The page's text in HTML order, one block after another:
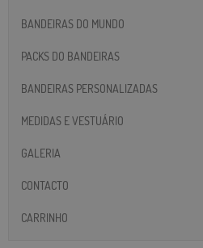
BANDEIRAS DO MUNDO
PACKS DO BANDEIRAS
BANDEIRAS PERSONALIZADAS
MEDIDAS E VESTUÁRIO
GALERIA
CONTACTO
CARRINHO